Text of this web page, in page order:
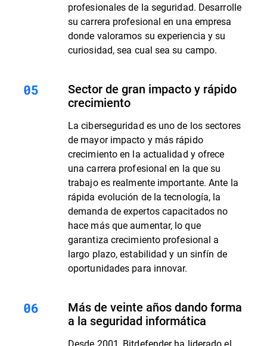
profesionales de la seguridad. Desarrolle
su carrera profesional en una empresa
donde valoramos su experiencia y su
curiosidad, sea cual sea su campo.
Sector de gran impacto y rápido
crecimiento
La ciberseguridad es uno de los sectores
de mayor impacto y más rápido
crecimiento en la actualidad y ofrece
una carrera profesional en la que su
trabajo es realmente importante. Ante la
rápida evolución de la tecnología, la
demanda de expertos capacitados no
hace más que aumentar, lo que
garantiza crecimiento profesional a
largo plazo, estabilidad y un sinfín de
oportunidades para innovar.
Más de veinte años dando forma
a la seguridad informática
Desde 2001, Bitdefender ha liderado el